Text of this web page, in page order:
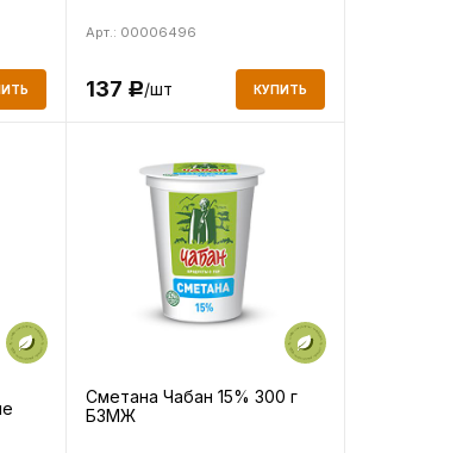
Арт.: 00006496
137 Р/шт КУПИТЬ
Сметана Чабан 15% 300 г
БЗМЖ